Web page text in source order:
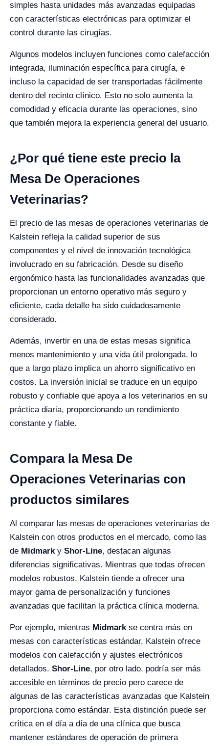
simples hasta unidades más avanzadas equipadas
con características electrónicas para optimizar el
control durante las cirugías.
Algunos modelos incluyen funciones como calefacción
integrada, iluminación específica para cirugía, e
incluso la capacidad de ser transportadas fácilmente
dentro del recinto clínico. Esto no solo aumenta la
comodidad y eficacia durante las operaciones, sino
que también mejora la experiencia general del usuario.
¿Por qué tiene este precio la
Mesa De Operaciones
Veterinarias?
El precio de las mesas de operaciones veterinarias de
Kalstein refleja la calidad superior de sus
componentes y el nivel de innovación tecnológica
involucrado en su fabricación. Desde su diseño
ergonómico hasta las funcionalidades avanzadas que
proporcionan un entorno operativo más seguro y
eficiente, cada detalle ha sido cuidadosamente
considerado.
Además, invertir en una de estas mesas significa
menos mantenimiento y una vida útil prolongada, lo
que a largo plazo implica un ahorro significativo en
costos. La inversión inicial se traduce en un equipo
robusto y confiable que apoya a los veterinarios en su
práctica diaria, proporcionando un rendimiento
constante y fiable.
Compara la Mesa De
Operaciones Veterinarias con
productos similares
Al comparar las mesas de operaciones veterinarias de
Kalstein con otros productos en el mercado, como las
de Midmarky Shor-Line, destacan algunas
diferencias significativas. Mientras que todas ofrecen
modelos robustos, Kalstein tiende a ofrecer una
mayor gama de personalización y funciones
avanzadas que facilitan la práctica clínica moderna.
Por ejemplo, mientras Midmarkse centra más en
mesas con características estándar, Kalstein ofrece
modelos con calefacción y ajustes electrónicos
detallados. Shor-Line, por otro lado, podría ser más
accesible en términos de precio pero carece de
algunas de las características avanzadas que Kalstein
proporciona como estándar. Esta distinción puede ser
crítica en el día a día de una clínica que busca
mantener estándares de operación de primera